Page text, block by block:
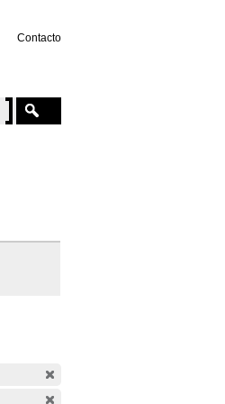
Contacto